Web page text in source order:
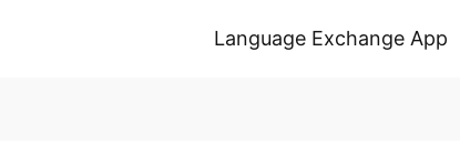
Language Exchange App